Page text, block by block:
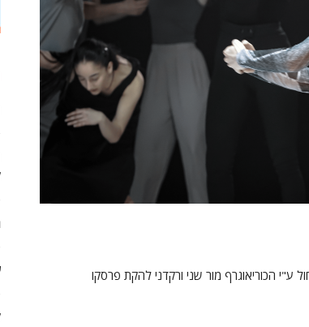
ע"י הכוריאוגרף מור שני ורקדני להקת פרסקו